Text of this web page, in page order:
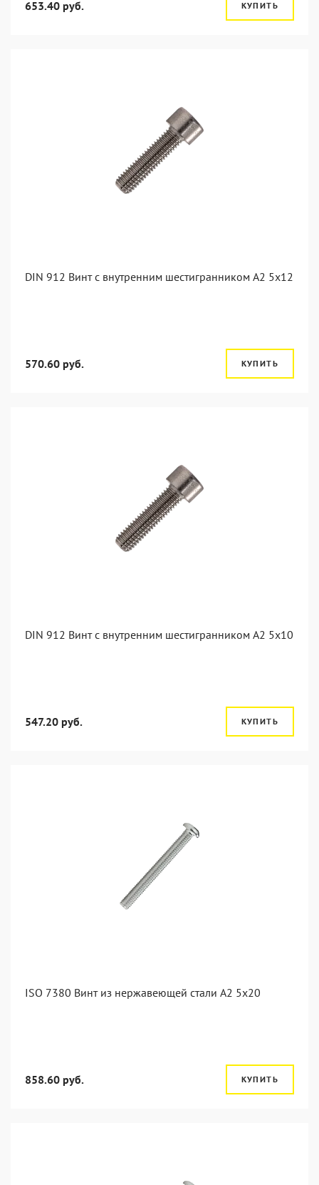
653.40 руб. КУПИТЬ
DIN 912 Винт с внутренним шестигранником А2 5х12
570.60 руб. КУПИТЬ
DIN 912 Винт с внутренним шестигранником А2 5х10
547.20 руб. КУПИТЬ
ISO 7380 Винт из нержавеющей стали А2 5х20
858.60 руб. КУПИТЬ